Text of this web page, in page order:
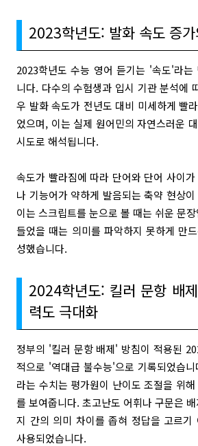
2023학년도: 발화 속도 증
2023학년도 수능 영어 듣기는 '속도'라는
니다. 다수의 수험생과 입시 기관 분석에
우 발화 속도가 전년도 대비 미세하게 빨
었으며, 이는 실제 원어민의 자연스러운
시도로 해석됩니다.
속도가 빨라짐에 따라 단어와 단어 사이
나 기능어가 약하게 발음되는 축약 현상
이는 스크립트를 눈으로 볼 때는 쉬운 문
들었을 때는 의미를 파악하지 못하게 만
성했습니다.
2024학년도: 킬러 문항 배
력도 극대화
정부의 '킬러 문항 배제' 방침이 적용된
적으로 '역대급 불수능'으로 기록되었습
라는 수치는 평가원이 난이도 조절을 위
를 보여줍니다. 초고난도 어휘나 구문은
지 간의 의미 차이를 좁혀 정답을 고르기
사용되었습니다.